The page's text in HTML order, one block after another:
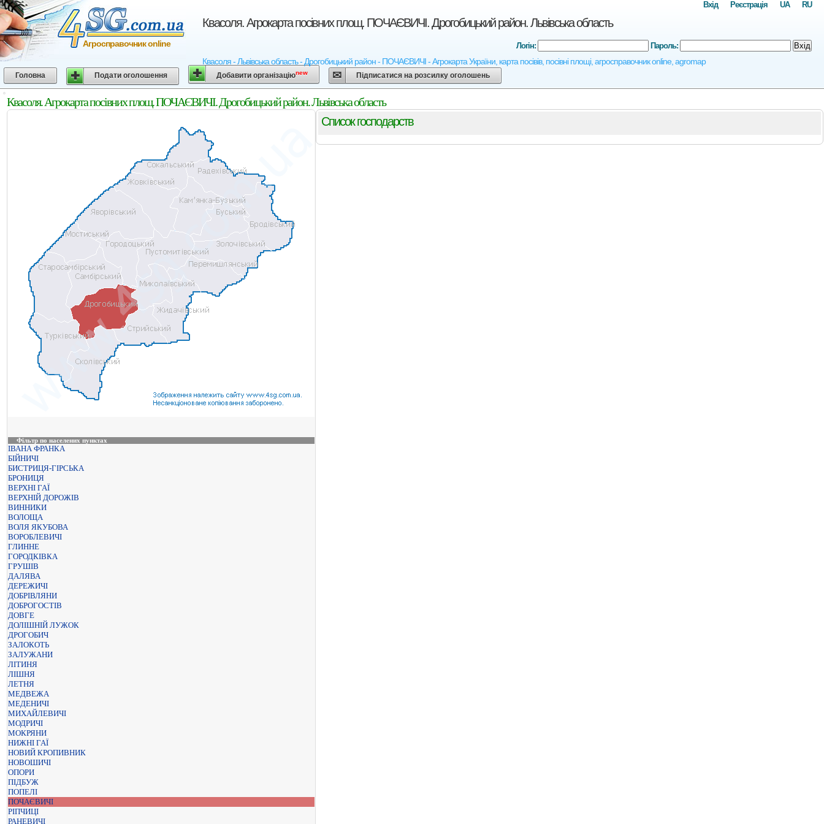
Квасоля. Агрокарта посівних площ. ПОЧАЄВИЧІ. Дрогобицький район. Львівська область
Квасоля - Львівська область - Дрогобицький район - ПОЧАЄВИЧІ - Агрокарта України, карта посівів, посівні площі, агросправочник online, agromap
Агросправочник online
RU
UA
Реєстрація
Вхід
Логін: Пароль: Вхід
Головна Подати оголошення Добавити організаціюnew Підписатися на розсилку оголошень
Квасоля. Агрокарта посівних площ. ПОЧАЄВИЧІ. Дрогобицький район. Львівська область
Фільтр по населених пунктах
ІВАНА ФРАНКА
БІЙНИЧІ
БИСТРИЦЯ-ГІРСЬКА
БРОНИЦЯ
ВЕРХНІ ГАЇ
ВЕРХНІЙ ДОРОЖІВ
ВИННИКИ
ВОЛОЩА
ВОЛЯ ЯКУБОВА
ВОРОБЛЕВИЧІ
ГЛИННЕ
ГОРОДКІВКА
ГРУШІВ
ДАЛЯВА
ДЕРЕЖИЧІ
ДОБРІВЛЯНИ
ДОБРОГОСТІВ
ДОВГЕ
ДОЛІШНІЙ ЛУЖОК
ДРОГОБИЧ
ЗАЛОКОТЬ
ЗАЛУЖАНИ
ЛІТИНЯ
ЛІШНЯ
ЛЕТНЯ
МЕДВЕЖА
МЕДЕНИЧІ
МИХАЙЛЕВИЧІ
МОДРИЧІ
МОКРЯНИ
НИЖНІ ГАЇ
НОВИЙ КРОПИВНИК
НОВОШИЧІ
ОПОРИ
ПІДБУЖ
ПОПЕЛІ
ПОЧАЄВИЧІ
РІПЧИЦІ
РАНЕВИЧІ
Список господарств